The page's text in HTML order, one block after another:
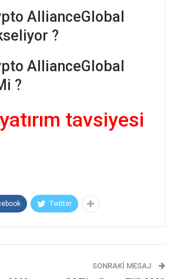
AllianceGlobal
?
AllianceGlobal
?
tavsiyesi
Twitter
SONRAKI MESAJ